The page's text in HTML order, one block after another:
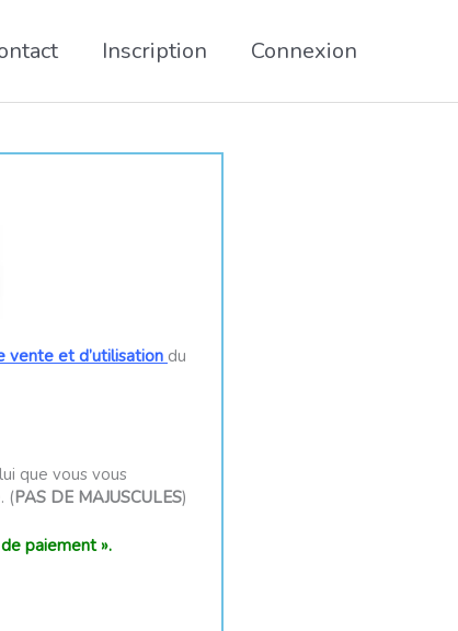
Inscription Connexion
vente et d’utilisation du
que vous vous
(PAS DE MAJUSCULES)
paiement ».